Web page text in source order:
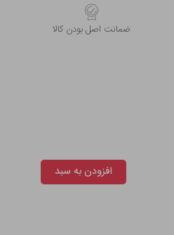
ﺿﻤﺎﻧﺖ اﺻﻞ ﺑﻮدن ﮐﺎﻟﺎ
افزودن به سبد